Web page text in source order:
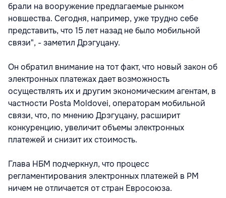
брали на вооружение предлагаемые рынком
новшества. Сегодня, например, уже трудно себе
представить, что 15 лет назад не было мобильной
связи", - заметил Дрэгуцану.
Он обратил внимание на тот факт, что новый закон об
электронных платежах дает возможность
осуществлять их и другим экономическим агентам, в
частности Posta Moldovei, операторам мобильной
связи, что, по мнению Дрэгуцану, расширит
конкуренцию, увеличит объемы электронных
платежей и снизит их стоимость.
Глава НБМ подчеркнул, что процесс
регламентирования электронных платежей в РМ
ничем не отличается от стран Евросоюза.